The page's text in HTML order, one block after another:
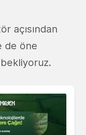
açısından
de öne
bekliyoruz.